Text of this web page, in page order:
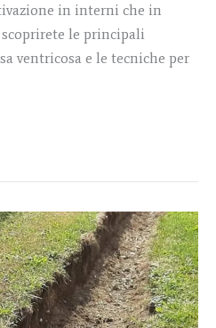
in interni che in
le principali
ventricosa e le tecniche per